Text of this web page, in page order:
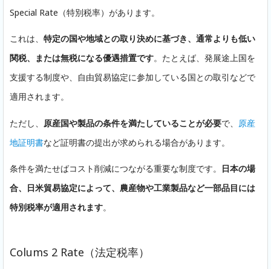
Special Rate（特別税率）があります。
これは、 特定の国や地域との取り決めに基づき、通常よりも低い
関税、または無税になる優遇措置です。たとえば、発展途上国を
支援する制度や、自由貿易協定に参加している国との取引などで
適用されます。
ただし、 原産国や製品の条件を満たしていることが必要で、
原産
地証明書など証明書の提出が求められる場合があります。
条件を満たせばコスト削減につながる重要な制度です。
日本の場
合、日米貿易協定によって、農産物や工業製品など一部品目には
特別税率が適用されます。
Colums 2 Rate（法定税率）